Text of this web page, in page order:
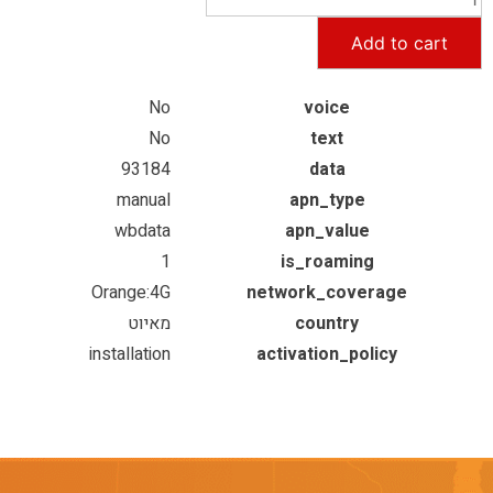
Add to cart
voice
No
text
No
data
93184
apn_type
manual
apn_value
wbdata
is_roaming
1
network_coverage
Orange:4G
country
מאיוט
activation_policy
installation